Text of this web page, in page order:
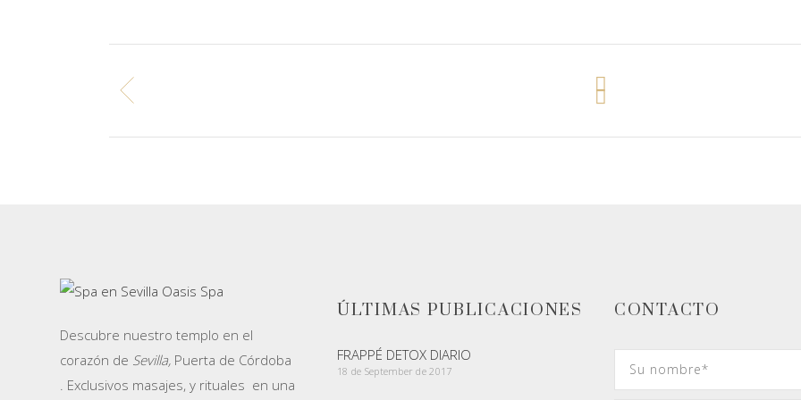
Descubre nuestro templo en el
corazón de Sevilla, Puerta de Córdoba
. Exclusivos masajes, y rituales en una
ÚLTIMAS PUBLICACIONES
FRAPPÉ DETOX DIARIO
18 de September de 2017
CONTACTO